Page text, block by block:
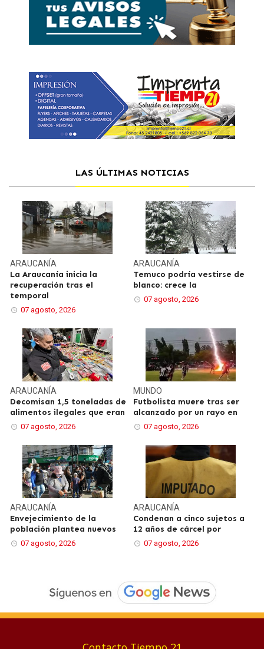
LAS ÚLTIMAS NOTICIAS
ARAUCANÍA
La Araucanía inicia la
recuperación tras el
temporal
07 agosto, 2026
ARAUCANÍA
Temuco podría vestirse de
blanco: crece la
07 agosto, 2026
ARAUCANÍA
Decomisan 1,5 toneladas de
alimentos ilegales que eran
07 agosto, 2026
MUNDO
Futbolista muere tras ser
alcanzado por un rayo en
07 agosto, 2026
ARAUCANÍA
Envejecimiento de la
población plantea nuevos
07 agosto, 2026
ARAUCANÍA
Condenan a cinco sujetos a
12 años de cárcel por
07 agosto, 2026